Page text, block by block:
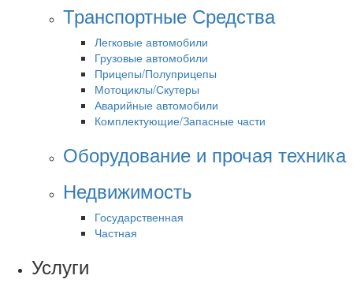
Транспортные Средства
Легковые автомобили
Грузовые автомобили
Прицепы/Полуприцепы
Мотоциклы/Скутеры
Аварийные автомобили
Комплектующие/Запасные части
Оборудование и прочая техника
Недвижимость
Государственная
Частная
Услуги